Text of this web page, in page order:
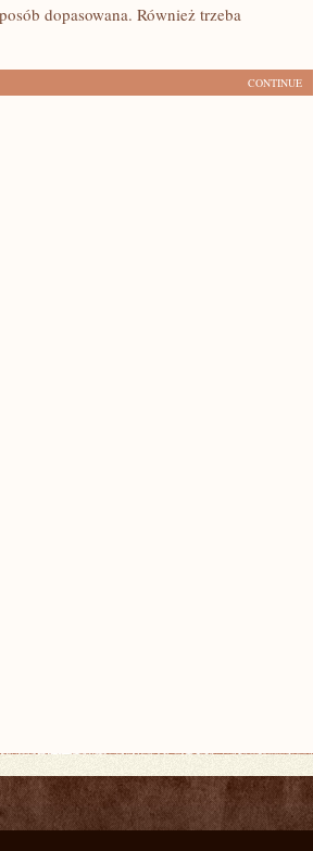
dopasowana. Również trzeba
CONTINUE